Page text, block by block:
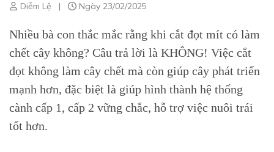
Diễm Lệ | Ngày 23/02/2025
Nhiều bà con thắc mắc rằng khi cắt đọt mít có làm
chết cây không? Câu trả lời là KHÔNG! Việc cắt
đọt không làm cây chết mà còn giúp cây phát triển
mạnh hơn, đặc biệt là giúp hình thành hệ thống
cành cấp 1, cấp 2 vững chắc, hỗ trợ việc nuôi trái
tốt hơn.